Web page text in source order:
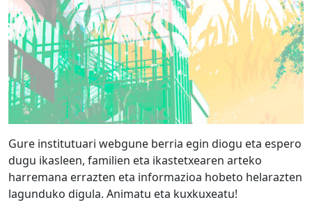
Gure institutuari webgune berria egin diogu eta espero
dugu ikasleen, familien eta ikastetxearen arteko
harremana errazten eta informazioa hobeto helarazten
lagunduko digula. Animatu eta kuxkuxeatu!